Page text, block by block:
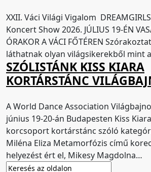
XXII. Váci Világi Vigalom
Koncert Show 2026. JÚLIUS 19-ÉN
ÓRAKOR A VÁCI FŐTÉREN
láthatnak olyan világsikerekből mint
SZÓLISTÁNK KISS KIARA
KORTÁRSTÁNC
A World Dance Association
június 19-20-án Budapesten Kiss
korcsoport kortárstánc szóló
Miléna Eliza Metamorfózis című
helyezést ért el, Mikesy Magdolna…